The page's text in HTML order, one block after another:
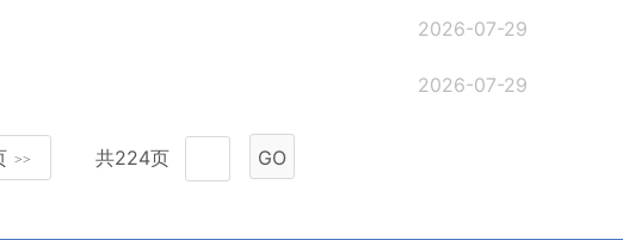
2026-07-29
2026-07-29
>> 共224页 GO